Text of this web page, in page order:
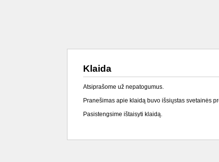
Klaida
Atsiprašome už nepatogumus.
Pranešimas apie klaidą buvo išsiųstas svetainės
Pasistengsime ištaisyti klaidą.